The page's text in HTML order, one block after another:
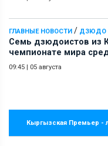
ГЛАВНЫЕ НОВОСТИ / ДЗЮДО
Семь дзюдоистов из
чемпионате мира
09:45 | 05 августа
Кыргызская Премьер -